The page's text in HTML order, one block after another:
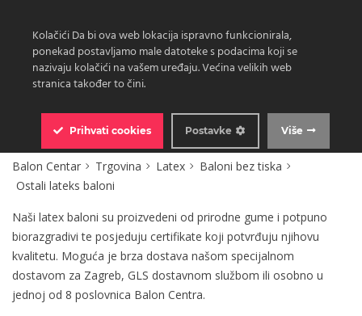
Balon Centar Trgovina Latex
Baloni bez tiska
Ostali lateks baloni
Naši latex baloni su proizvedeni od prirodne gume i potpuno
biorazgradivi te posjeduju certifikate koji potvrđuju njihovu
kvalitetu. Moguća je brza dostava našom specijalnom
dostavom za Zagreb, GLS dostavnom službom ili osobno u
jednoj od 8 poslovnica Balon Centra.
Kolačići Da bi ova web lokacija ispravno funkcionirala,
ponekad postavljamo male datoteke s podacima koji se
nazivaju kolačići na vašem uređaju. Većina velikih web
stranica također to čini.
Prihvati cookies Više
Postavke